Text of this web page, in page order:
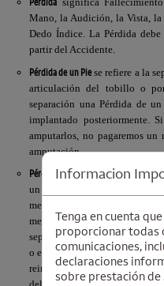
Mano, la Audición, la Vista,
Dedo Índice. La Pérdida
partir del Accidente.
Pérdida de un Piese refiere a la
articulación del tobillo o por
separación una Pérdida de
implantado posteriormente.
amputarlos, no pagaremos
amputación.
Pérdida de una Manose refiere a
un Médico, de al menos
metacarpofalángica, o por
menos, tres (3) dedos y el
separación una Pérdida de
o el pulgar vuelvan a ser
reimplantación falla y es
Informacion
Tenga en cuenta
proporcionar todas
comunicaciones,
declaraciones
sobre prestación de